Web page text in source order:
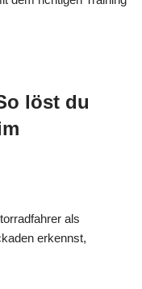
löst du
als
erkennst,